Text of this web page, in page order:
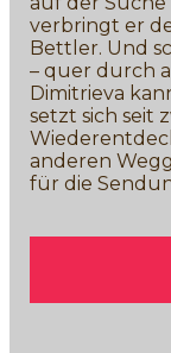
verbringt er
Bettler. Und
– quer durch
Dimitrieva
setzt sich seit
anderen
für die